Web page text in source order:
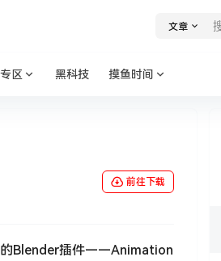
文章
区 黑科技 摸鱼时间
前往下载
的Blender插件——Animation